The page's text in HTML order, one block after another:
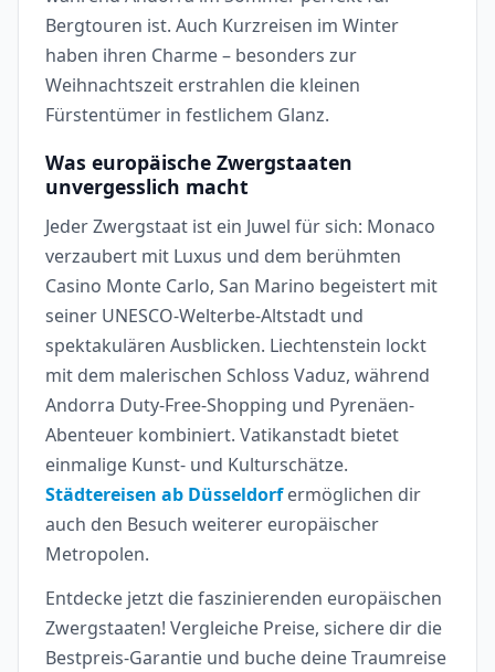
Bergtouren ist. Auch Kurzreisen im Winter
haben ihren Charme – besonders zur
Weihnachtszeit erstrahlen die kleinen
Fürstentümer in festlichem Glanz.
Was europäische Zwergstaaten
unvergesslich macht
Jeder Zwergstaat ist ein Juwel für sich: Monaco
verzaubert mit Luxus und dem berühmten
Casino Monte Carlo, San Marino begeistert mit
seiner UNESCO-Welterbe-Altstadt und
spektakulären Ausblicken. Liechtenstein lockt
mit dem malerischen Schloss Vaduz, während
Andorra Duty-Free-Shopping und Pyrenäen-
Abenteuer kombiniert. Vatikanstadt bietet
einmalige Kunst- und Kulturschätze.
Städtereisen ab Düsseldorfermöglichen dir
auch den Besuch weiterer europäischer
Metropolen.
Entdecke jetzt die faszinierenden europäischen
Zwergstaaten! Vergleiche Preise, sichere dir die
Bestpreis-Garantie und buche deine Traumreise